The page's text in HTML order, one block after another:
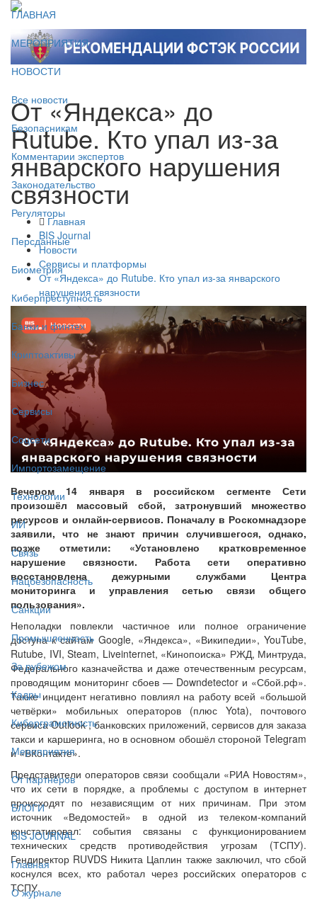
ГЛАВНАЯ
МЕРОПРИЯТИЯ
НОВОСТИ
Все новости
Безопасникам
Комментарии экспертов
Законодательство
Регуляторы
Персданные
Биометрия
Киберпреступность
Банки и финтех
Криптоактивы
Бизнес
Сервисы
Соцсети
Импортозамещение
Технологии
ИИ
Связь
Нацбезопасность
Санкции
Промышленность
За рубежом
Кадры
Киберграмотность
Мероприятия
От партнёров
БЛОГИ
BIS JOURNAL
Главная
О журнале
От «Яндекса» до
Rutube. Кто упал из-за
январского нарушения
связности
Главная
BIS Journal
Новости
Сервисы и платформы
От «Яндекса» до Rutube. Кто упал из-за январского
нарушения связности
Вечером 14 января в российском сегменте Сети
произошёл массовый сбой, затронувший множество
ресурсов и онлайн-сервисов. Поначалу в Роскомнадзоре
заявили, что не знают причин случившегося, однако,
позже отметили: «Установлено кратковременное
нарушение связности. Работа сети оперативно
восстановлена дежурными службами Центра
мониторинга и управления сетью связи общего
пользования».
Неполадки повлекли частичное или полное ограничение
доступа к сайтам Google, «Яндекса», «Википедии», YouTube,
Rutube, IVI, Steam, Liveinternet, «Кинопоиска» РЖД, Минтруда,
Федерального казначейства и даже отечественным ресурсам,
проводящим мониторинг сбоев — Downdetector и «Сбой.рф».
Также инцидент негативно повлиял на работу всей «большой
четвёрки» мобильных операторов (плюс Yota), почтового
сервиса Outlook , банковских приложений, сервисов для заказа
такси и каршеринга, но в основном обошёл стороной Telegram
и «ВКонтакте».
Представители операторов связи сообщали «РИА Новостям»,
что их сети в порядке, а проблемы с доступом в интернет
происходят по независящим от них причинам. При этом
источник «Ведомостей» в одной из телеком-компаний
констатировал: события связаны с функционированием
технических средств противодействия угрозам (ТСПУ).
Гендиректор RUVDS Никита Цаплин также заключил, что сбой
коснулся всех, кто работал через российских операторов с
ТСПУ.